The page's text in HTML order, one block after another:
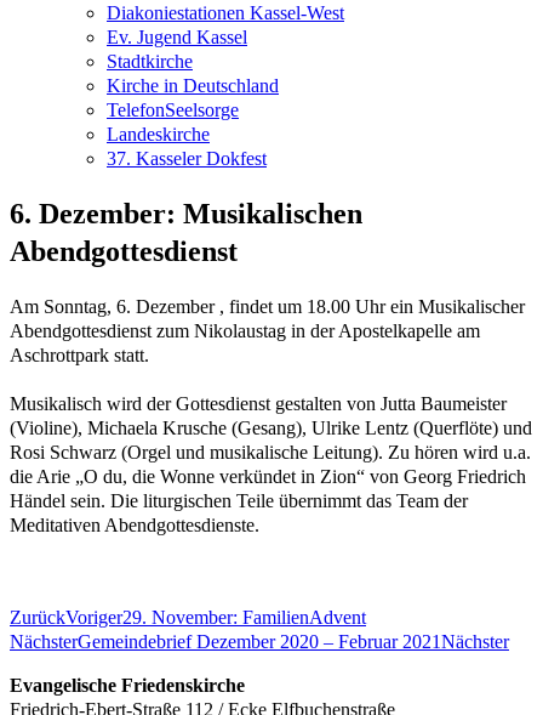
Diakoniestationen Kassel-West
Ev. Jugend Kassel
Stadtkirche
Kirche in Deutschland
TelefonSeelsorge
Landeskirche
37. Kasseler Dokfest
6. Dezember: Musikalischen
Abendgottesdienst
Am Sonntag, 6. Dezember , findet um 18.00 Uhr ein Musikalischer
Abendgottesdienst zum Nikolaustag in der Apostelkapelle am
Aschrottpark statt.
Musikalisch wird der Gottesdienst gestalten von Jutta Baumeister
(Violine), Michaela Krusche (Gesang), Ulrike Lentz (Querflöte) und
Rosi Schwarz (Orgel und musikalische Leitung). Zu hören wird u.a.
die Arie „O du, die Wonne verkündet in Zion“ von Georg Friedrich
Händel sein. Die liturgischen Teile übernimmt das Team der
Meditativen Abendgottesdienste.
ZurückVoriger29. November: FamilienAdvent
NächsterGemeindebrief Dezember 2020 – Februar 2021Nächster
Evangelische Friedenskirche
Friedrich-Ebert-Straße 112 / Ecke Elfbuchenstraße